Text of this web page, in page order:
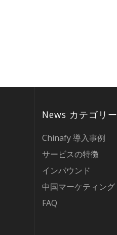
News カテゴリー
Chinafy 導入事例
サービスの特徴
インバウンド
中国マーケティング
FAQ